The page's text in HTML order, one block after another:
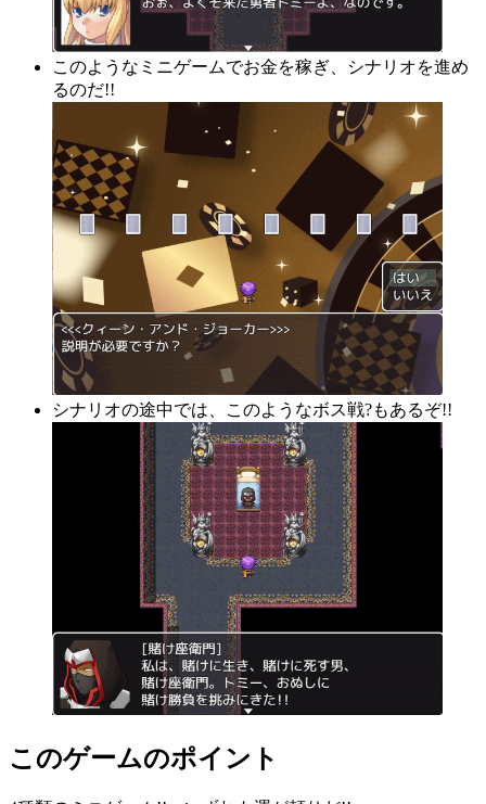
このようなミニゲームでお金を稼ぎ、シナリオを進め
るのだ!!
シナリオの途中では、このようなボス戦?もあるぞ!!
このゲームのポイント